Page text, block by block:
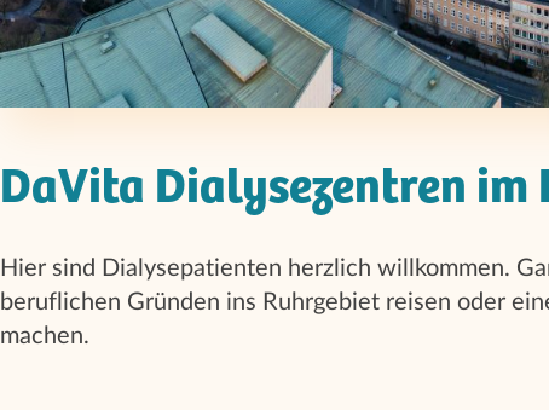
DaVita Dialysezentren im
Hier sind Dialysepatienten herzlich willkommen.
beruflichen Gründen ins Ruhrgebiet reisen oder
machen.